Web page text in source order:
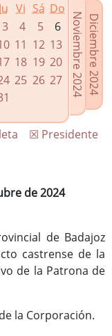
Ju Vi Sá Do
3 4 5
6
11 12 13
18 19 20
25 26 27
Diciembre 2024
Noviembre 2024
☒ Presidente
de 2024
de Badajoz
castrense de la
de la Patrona de
la Corporación.